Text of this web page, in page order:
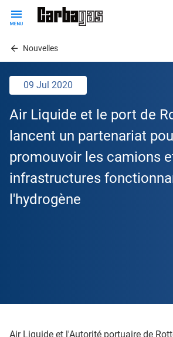
contentNouvelles
09 Jul 2020
Air Liquide et le port de
lancent un partenariat
promouvoir les camions
infrastructures
l'hydrogène
Air Liquide et l'Autorité portuaire de